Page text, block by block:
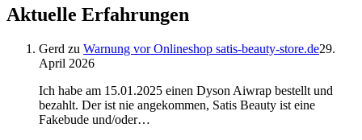
Aktuelle Erfahrungen
Gerd zu Warnung vor Onlineshop satis-beauty-store.de29.
April 2026
Ich habe am 15.01.2025 einen Dyson Aiwrap bestellt und
bezahlt. Der ist nie angekommen, Satis Beauty ist eine
Fakebude und/oder…